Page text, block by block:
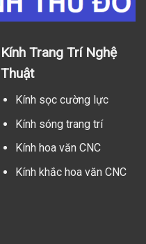
Kính Trang Trí Nghệ
Thuật
Kính sọc cường lực
Kính sóng trang trí
Kính hoa văn CNC
Kính khắc hoa văn CNC